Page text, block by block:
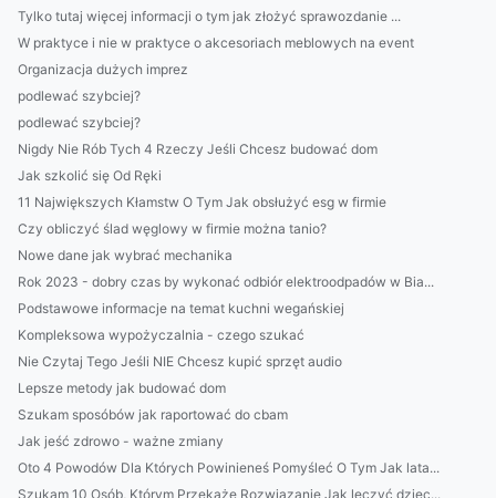
Tylko tutaj więcej informacji o tym jak złożyć sprawozdanie ...
W praktyce i nie w praktyce o akcesoriach meblowych na event
Organizacja dużych imprez
podlewać szybciej?
podlewać szybciej?
Nigdy Nie Rób Tych 4 Rzeczy Jeśli Chcesz budować dom
Jak szkolić się Od Ręki
11 Największych Kłamstw O Tym Jak obsłużyć esg w firmie
Czy obliczyć ślad węglowy w firmie można tanio?
Nowe dane jak wybrać mechanika
Rok 2023 - dobry czas by wykonać odbiór elektroodpadów w Bia...
Podstawowe informacje na temat kuchni wegańskiej
Kompleksowa wypożyczalnia - czego szukać
Nie Czytaj Tego Jeśli NIE Chcesz kupić sprzęt audio
Lepsze metody jak budować dom
Szukam sposóbów jak raportować do cbam
Jak jeść zdrowo - ważne zmiany
Oto 4 Powodów Dla Których Powinieneś Pomyśleć O Tym Jak lata...
Szukam 10 Osób, Którym Przekażę Rozwiązanie Jak leczyć dziec...